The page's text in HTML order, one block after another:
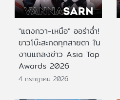
"แตงกวา-เหนือ" ออร่าฉ่ำ!
ขาวโบ๊ะสะกดทุกสายตา ใน
งานแถลงข่าว Asia Top
Awards 2026
4 กรกฎาคม 2026